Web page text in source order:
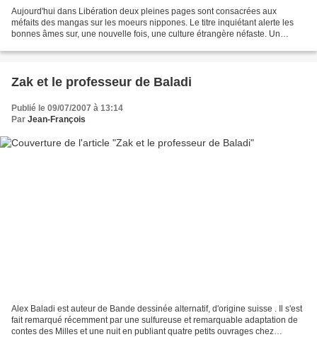
Aujourd'hui dans Libération deux pleines pages sont consacrées aux
méfaits des mangas sur les moeurs nippones. Le titre inquiétant alerte les
bonnes âmes sur, une nouvelle fois, une culture étrangère néfaste. Un
Zak et le professeur de Baladi
Publié le 09/07/2007 à 13:14
Par Jean-François
Alex Baladi est auteur de Bande dessinée alternatif, d'origine suisse . Il s'est
fait remarqué récemment par une sulfureuse et remarquable adaptation de
contes des Milles et une nuit en publiant quatre petits ouvrages chez